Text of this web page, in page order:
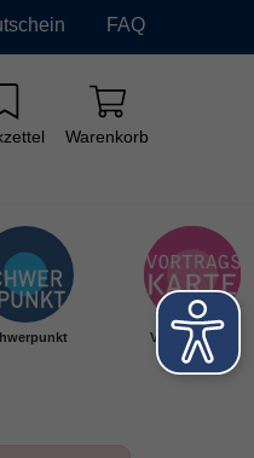
FAQ
Warenkorb
Vortragskarte